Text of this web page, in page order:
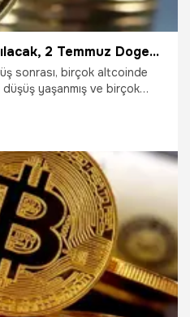
Doge-1 ne zaman fırlatılacak, 2 Temmuz DogeCoin ne kadar oldu? DOGE-1 uzay görevi için tarih verildi
sonrası, birçok altcoinde
yaşanmış ve birçok
Söz konusu
zaman fırlatılacak, 2
sorularına yanıt